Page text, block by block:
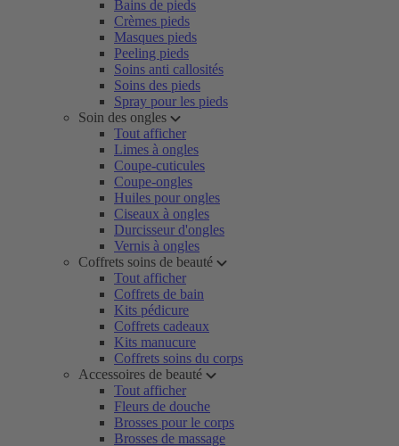
Bains de pieds
Crèmes pieds
Masques pieds
Peeling pieds
Soins anti callosités
Soins des pieds
Spray pour les pieds
Soin des ongles
Tout afficher
Limes à ongles
Coupe-cuticules
Coupe-ongles
Huiles pour ongles
Ciseaux à ongles
Durcisseur d'ongles
Vernis à ongles
Coffrets soins de beauté
Tout afficher
Coffrets de bain
Kits pédicure
Coffrets cadeaux
Kits manucure
Coffrets soins du corps
Accessoires de beauté
Tout afficher
Fleurs de douche
Brosses pour le corps
Brosses de massage